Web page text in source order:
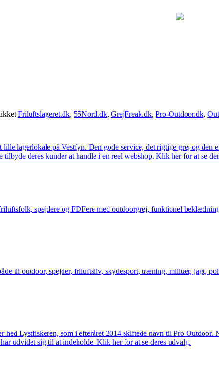
Friluftslageret.dk, 55Nord.dk, GrejFreak.dk, Pro-Outdoor.dk,
lagerlokale på Vestfyn. Den gode service, det rigtige grej og
deres kunder at handle i en reel webshop. Klik her for at se
spejdere og FDFere med outdoorgrej, funktionel
til outdoor, spejder, friluftsliv, skydesport, træning, militær, jagt,
hed Lystfiskeren, som i efteråret 2014 skiftede navn til Pro
udvidet sig til at indeholde. Klik her for at se deres udvalg.